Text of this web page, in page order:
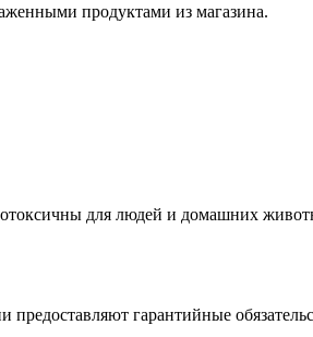
продуктами из магазина.
для людей и домашних
гарантийные